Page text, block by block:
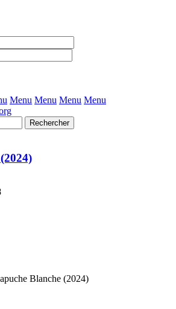
Menu Menu Menu Menu
Rechercher
Blanche (2024)